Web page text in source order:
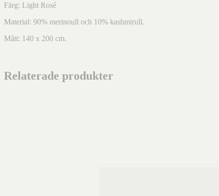
Färg: Light Rosé
Material: 90% merinoull och 10% kashmirull.
Mått: 140 x 200 cm.
Relaterade produkter